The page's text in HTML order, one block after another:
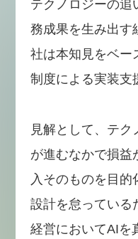
テクノロジーの追
務成果を生み出す
社は本知見をベー
制度による実装支
見解として、テク
が進むなかで損益
入そのものを目的
設計を怠っている
経営においてAIを